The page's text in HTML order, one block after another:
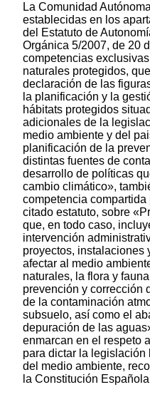
La Comunidad
establecidas en los
del Estatuto de
Orgánica 5/2007, de 20
competencias
naturales protegidos,
declaración de las
la planificación y la
hábitats protegidos
adicionales de la
medio ambiente y del
planificación de la
distintas fuentes de
desarrollo de políticas
cambio climático»,
competencia compartida
citado estatuto, sobre
que, en todo caso,
intervención
proyectos, instalaciones
afectar al medio
naturales, la flora y
prevención y corrección
de la contaminación
subsuelo, así como el
depuración de las
enmarcan en el respeto
para dictar la legislación
del medio ambiente,
la Constitución